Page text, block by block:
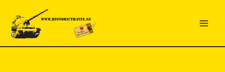
innehåll